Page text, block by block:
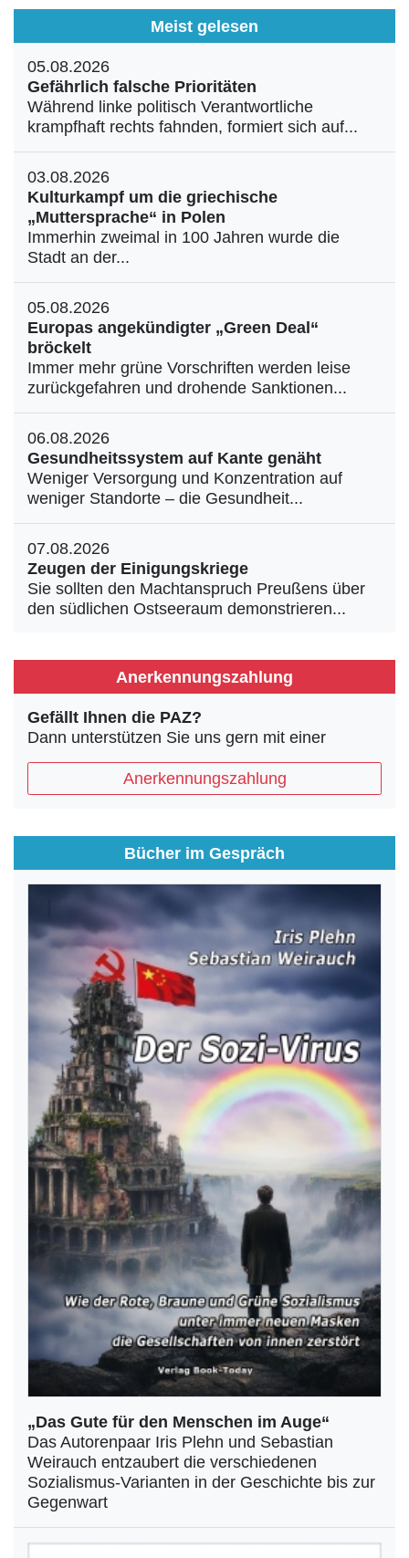
Meist gelesen
05.08.2026
Gefährlich falsche Prioritäten
Während linke politisch Verantwortliche
krampfhaft rechts fahnden, formiert sich auf...
03.08.2026
Kulturkampf um die griechische
„Muttersprache“ in Polen
Immerhin zweimal in 100 Jahren wurde die
Stadt an der...
05.08.2026
Europas angekündigter „Green Deal“
bröckelt
Immer mehr grüne Vorschriften werden leise
zurückgefahren und drohende Sanktionen...
06.08.2026
Gesundheitssystem auf Kante genäht
Weniger Versorgung und Konzentration auf
weniger Standorte – die Gesundheit...
07.08.2026
Zeugen der Einigungskriege
Sie sollten den Machtanspruch Preußens über
den südlichen Ostseeraum demonstrieren...
Anerkennungszahlung
Gefällt Ihnen die PAZ?
Dann unterstützen Sie uns gern mit einer
Anerkennungszahlung
Bücher im Gespräch
„Das Gute für den Menschen im Auge“
Das Autorenpaar Iris Plehn und Sebastian
Weirauch entzaubert die verschiedenen
Sozialismus-Varianten in der Geschichte bis zur
Gegenwart